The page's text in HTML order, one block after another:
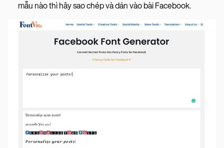
mẫu nào thì hãy sao chép và dán vào bài Facebook.